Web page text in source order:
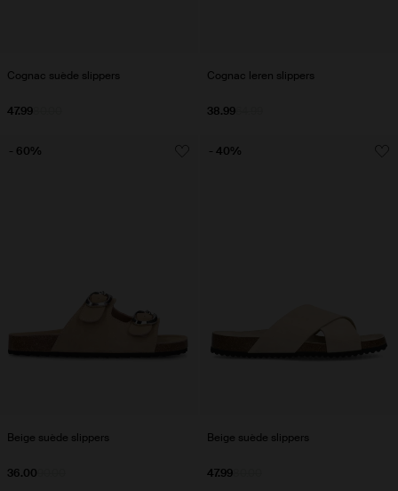
Cognac suède slippers
47.99
Cognac leren slippers
38.99
Beige suède slippers
36.00
- 60%
Beige suède slippers
47.99
- 40%